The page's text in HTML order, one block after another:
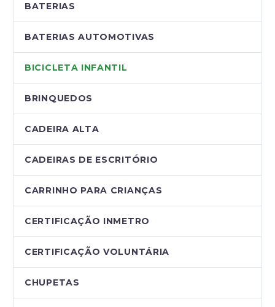
BATERIAS
BATERIAS AUTOMOTIVAS
BICICLETA INFANTIL
BRINQUEDOS
CADEIRA ALTA
CADEIRAS DE ESCRITÓRIO
CARRINHO PARA CRIANÇAS
CERTIFICAÇÃO INMETRO
CERTIFICAÇÃO VOLUNTÁRIA
CHUPETAS